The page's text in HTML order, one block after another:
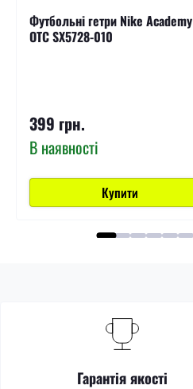
Футбольні гетри Nike Academy
OTC SX5728-010
399 грн.
В наявності
Купити
Гарантія якості